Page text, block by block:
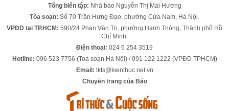
Tổng biên tập: Nhà báo Nguyễn Thị Mai Hương
Tòa soạn: Số 70 Trần Hưng Đạo, phường Cửa Nam, Hà Nội.
VPĐD tại TP.HCM: 590/24 Phan Văn Trị, phường Hạnh Thông, Thành phố Hồ
Chí Minh.
Điện thoại: 024 6 254 3519
Hotline: 096 523 7756 (Toà soạn Hà Nội) / 091 122 1222 (VPĐD TPHCM)
Email: tkts@kienthuc.net.vn
Chuyên trang của Báo